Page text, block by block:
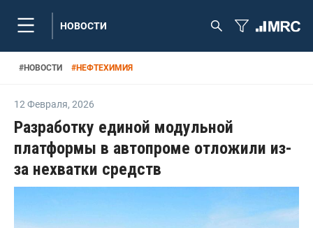
НОВОСТИ
#НОВОСТИ #НЕФТЕХИМИЯ
12 Февраля, 2026
Разработку единой модульной
платформы в автопроме отложили из-
за нехватки средств